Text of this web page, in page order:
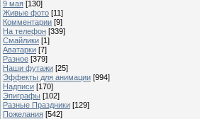
9 мая [130]
Живые фото [11]
Комментарии [9]
На телефон [339]
Смайлики [1]
Аватарки [7]
Разное [379]
Наши футажи [25]
Эффекты для анимации [994]
Надписи [170]
Эпиграфы [102]
Разные Праздники [129]
Пожелания [542]